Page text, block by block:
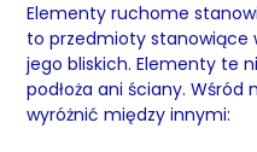
Elementy ruchome
to przedmioty stanowiące
jego bliskich. Elementy te
podłoża ani ściany.
wyróżnić między innymi: